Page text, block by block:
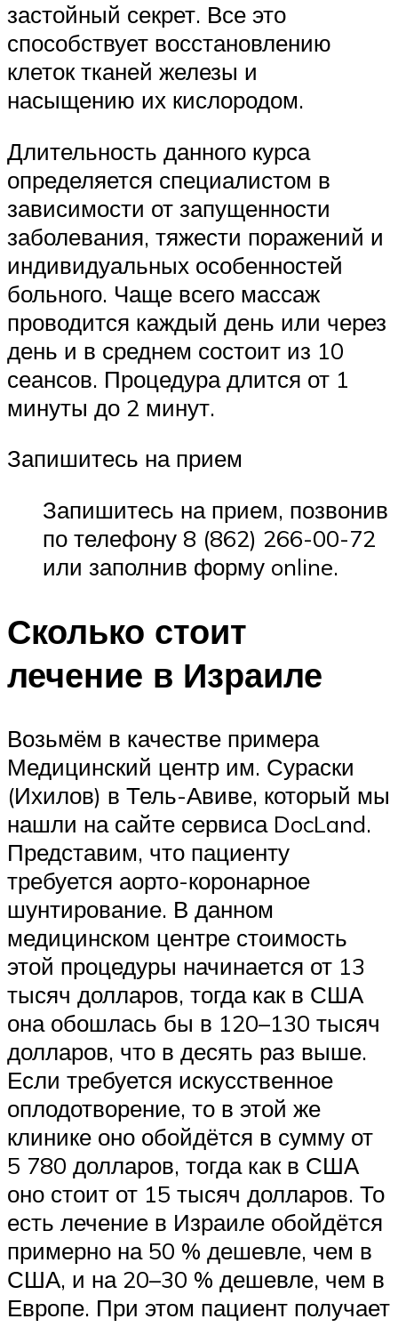
застойный секрет. Все это
способствует восстановлению
клеток тканей железы и
насыщению их кислородом.
Длительность данного курса
определяется специалистом в
зависимости от запущенности
заболевания, тяжести поражений и
индивидуальных особенностей
больного. Чаще всего массаж
проводится каждый день или через
день и в среднем состоит из 10
сеансов. Процедура длится от 1
минуты до 2 минут.
Запишитесь на прием
Запишитесь на прием, позвонив
по телефону 8 (862) 266-00-72
или заполнив форму online.
Сколько стоит
лечение в Израиле
Возьмём в качестве примера
Медицинский центр им. Сураски
(Ихилов) в Тель-Авиве, который мы
нашли на сайте сервиса DocLand.
Представим, что пациенту
требуется аорто-коронарное
шунтирование. В данном
медицинском центре стоимость
этой процедуры начинается от 13
тысяч долларов, тогда как в США
она обошлась бы в 120–130 тысяч
долларов, что в десять раз выше.
Если требуется искусственное
оплодотворение, то в этой же
клинике оно обойдётся в сумму от
5 780 долларов, тогда как в США
оно стоит от 15 тысяч долларов. То
есть лечение в Израиле обойдётся
примерно на 50 % дешевле, чем в
США, и на 20–30 % дешевле, чем в
Европе. При этом пациент получает